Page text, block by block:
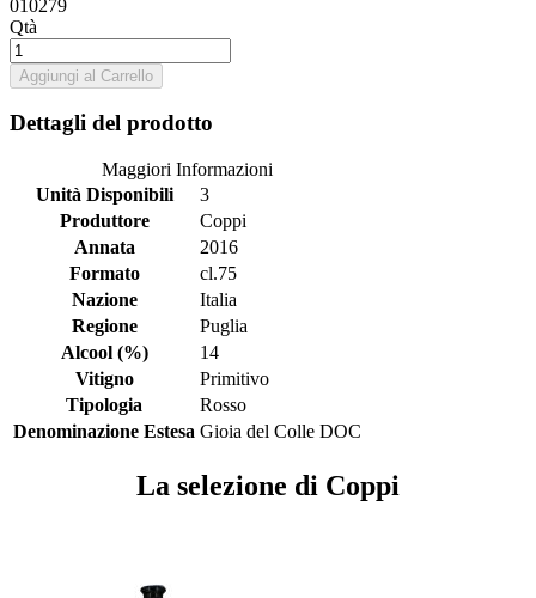
010279
Qtà
Aggiungi al Carrello
Dettagli del prodotto
Maggiori Informazioni
Unità Disponibili
3
Produttore
Coppi
Annata
2016
Formato
cl.75
Nazione
Italia
Regione
Puglia
Alcool (%)
14
Vitigno
Primitivo
Tipologia
Rosso
Denominazione Estesa Gioia del Colle DOC
La selezione di Coppi